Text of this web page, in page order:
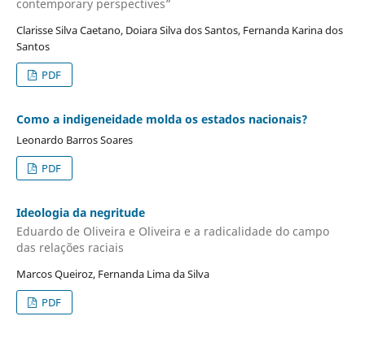
contemporary perspectives”
Clarisse Silva Caetano, Doiara Silva dos Santos, Fernanda Karina dos
Santos
PDF
Como a indigeneidade molda os estados nacionais?
Leonardo Barros Soares
PDF
Ideologia da negritude
Eduardo de Oliveira e Oliveira e a radicalidade do campo
das relações raciais
Marcos Queiroz, Fernanda Lima da Silva
PDF